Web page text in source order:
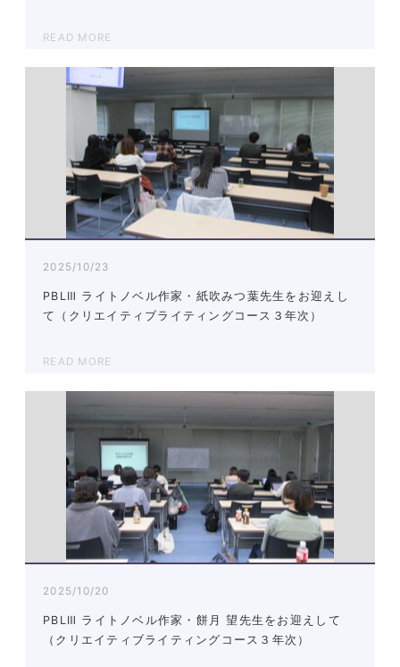
READ MORE
2025/10/23
PBLⅢ ライトノベル作家・紙吹みつ葉先生をお迎えし
て（クリエイティブライティングコース３年次）
READ MORE
2025/10/20
PBLⅢ ライトノベル作家・餅月 望先生をお迎えして
（クリエイティブライティングコース３年次）